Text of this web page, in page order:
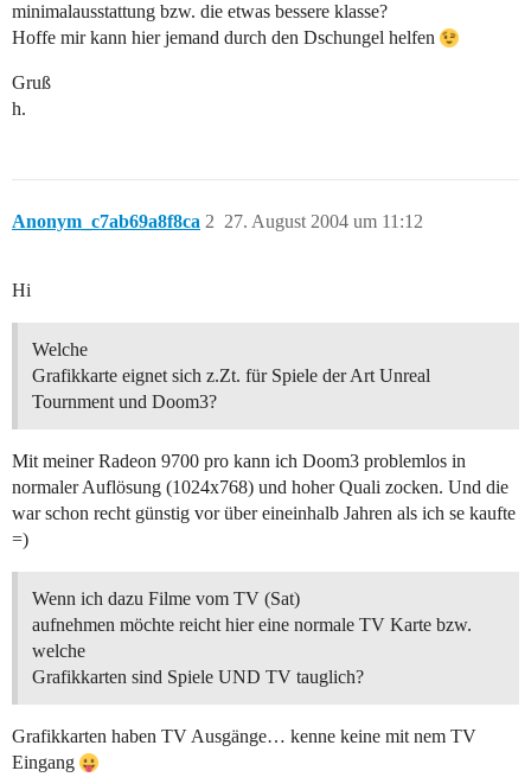
minimalausstattung bzw. die etwas bessere klasse?
Hoffe mir kann hier jemand durch den Dschungel helfen
Gruß
h.
Anonym_c7ab69a8f8ca 27. August 2004 um 11:12
2
Hi
Welche
Grafikkarte eignet sich z.Zt. für Spiele der Art Unreal
Tournment und Doom3?
Mit meiner Radeon 9700 pro kann ich Doom3 problemlos in
normaler Auflösung (1024x768) und hoher Quali zocken. Und die
war schon recht günstig vor über eineinhalb Jahren als ich se kaufte
=)
Wenn ich dazu Filme vom TV (Sat)
aufnehmen möchte reicht hier eine normale TV Karte bzw.
welche
Grafikkarten sind Spiele UND TV tauglich?
Grafikkarten haben TV Ausgänge… kenne keine mit nem TV
Eingang